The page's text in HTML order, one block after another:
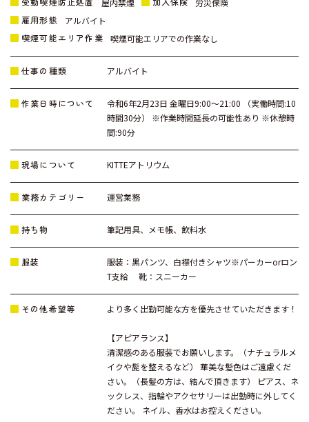
雇用形態
アルバイト
喫煙可能エリア作業
喫煙可能エリアでの作業なし
仕事の種類 アルバイト
作業日時について
令和6年2月23日 金曜日9:00～21:00 （実働時間:10
時間30分） ※作業時間延長の可能性あり ※休憩時
間:90分
現場について KITTEアトリウム
業務カテゴリー 運営業務
持ち物 筆記用具、メモ帳、飲料水
服装
服装：黒パンツ、白襟付きシャツ※パーカーorロン
T支給 靴：スニーカー
その他希望等 より多く出勤可能な方を優先させていただきます！
【アピアランス】
清潔感のある服装でお願いします。（ナチュラルメ
イクや髭を整えるなど） 華美な髪色はご遠慮くだ
さい。（長髪の方は、結んで頂きます） ピアス、ネ
ックレス、指輪やアクセサリーは出勤時に外してく
ださい。 ネイル、香水はお控えください。